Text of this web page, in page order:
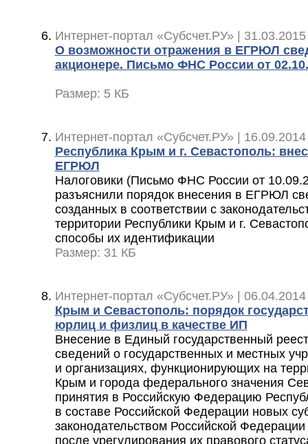
Интернет-портал «Субсчет.РУ» |
О возможности отражения в ЕГРЮЛ
акционере. Письмо ФНС России от
Размер: 5 КБ
Интернет-портал «Субсчет.РУ» |
Республика Крым и г. Севастополь:
ЕГРЮЛ
Налоговики (Письмо ФНС России от
разъяснили порядок внесения в ЕГРЮЛ
созданных в соответствии с
территории Республики Крым и г.
способы их идентификации
Размер: 31 КБ
Интернет-портал «Субсчет.РУ» |
Крым и Севастополь: порядок
юрлиц и физлиц в качестве ИП
Внесение в Единый государственный
сведений о государственных и местных
и организациях, функционирующих на
Крым и города федерального значения
принятия в Российскую Федерацию
в составе Российской Федерации новых
законодательством Российской
после урегулирования их правового